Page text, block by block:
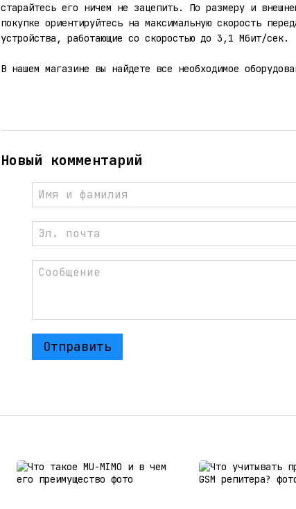
старайтесь его ничем не зацепить. По размеру и
покупке ориентируйтесь на максимальную скорость
устройства, работающие со скоростью до 3,1 Мбит/сек.
​В нашем магазине вы найдете все необходимое
Новый комментарий
Отправить